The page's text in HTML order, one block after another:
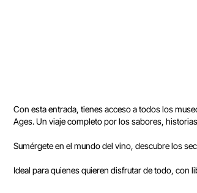
Con esta entrada, tienes acceso a todos los
Ages. Un viaje completo por los sabores,
Sumérgete en el mundo del vino, descubre los
Ideal para quienes quieren disfrutar de todo, con